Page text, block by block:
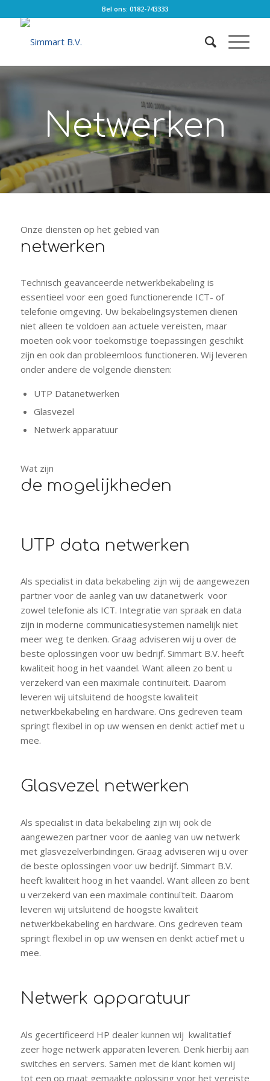
Bel ons: 0182-743333
Netwerken
Onze diensten op het gebied van
netwerken
Technisch geavanceerde netwerkbekabeling is
essentieel voor een goed functionerende ICT- of
telefonie omgeving. Uw bekabelingsystemen dienen
niet alleen te voldoen aan actuele vereisten, maar
moeten ook voor toekomstige toepassingen geschikt
zijn en ook dan probleemloos functioneren. Wij leveren
onder andere de volgende diensten:
UTP Datanetwerken
Glasvezel
Netwerk apparatuur
Wat zijn
de mogelijkheden
UTP data netwerken
Als specialist in data bekabeling zijn wij de aangewezen
partner voor de aanleg van uw datanetwerk voor
zowel telefonie als ICT. Integratie van spraak en data
zijn in moderne communicatiesystemen namelijk niet
meer weg te denken. Graag adviseren wij u over de
beste oplossingen voor uw bedrijf. Simmart B.V. heeft
kwaliteit hoog in het vaandel. Want alleen zo bent u
verzekerd van een maximale continuïteit. Daarom
leveren wij uitsluitend de hoogste kwaliteit
netwerkbekabeling en hardware. Ons gedreven team
springt flexibel in op uw wensen en denkt actief met u
mee.
Glasvezel netwerken
Als specialist in data bekabeling zijn wij ook de
aangewezen partner voor de aanleg van uw netwerk
met glasvezelverbindingen. Graag adviseren wij u over
de beste oplossingen voor uw bedrijf. Simmart B.V.
heeft kwaliteit hoog in het vaandel. Want alleen zo bent
u verzekerd van een maximale continuïteit. Daarom
leveren wij uitsluitend de hoogste kwaliteit
netwerkbekabeling en hardware. Ons gedreven team
springt flexibel in op uw wensen en denkt actief met u
mee.
Netwerk apparatuur
Als gecertificeerd HP dealer kunnen wij kwalitatief
zeer hoge netwerk apparaten leveren. Denk hierbij aan
switches en servers. Samen met de klant komen wij
tot een op maat gemaakte oplossing voor het vereiste